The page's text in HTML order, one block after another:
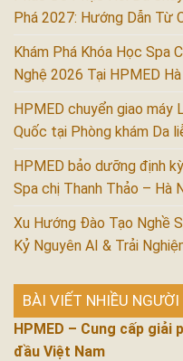
Phá 2027: Hướng Dẫn Từ
Khám Phá Khóa Học Spa
Nghệ 2026 Tại HPMED
HPMED chuyển giao máy
Quốc tại Phòng khám Da
HPMED bảo dưỡng định
Spa chị Thanh Thảo – Hà
Xu Hướng Đào Tạo Nghề
Kỷ Nguyên AI & Trải
BÀI VIẾT NHIỀU
HPMED – Cung cấp giải
đầu Việt Nam